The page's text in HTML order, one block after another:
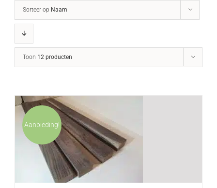
Sorteer op Naam
Toon 12 producten
Aanbieding!